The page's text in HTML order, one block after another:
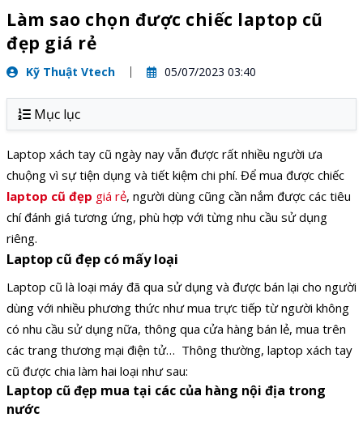
Làm sao chọn được chiếc laptop cũ
đẹp giá rẻ
Kỹ Thuật Vtech 05/07/2023 03:40
Mục lục
Laptop xách tay cũ ngày nay vẫn được rất nhiều người ưa
chuộng vì sự tiện dụng và tiết kiệm chi phí. Để mua được chiếc
laptop cũ đẹp giá rẻ, người dùng cũng cần nắm được các tiêu
chí đánh giá tương ứng, phù hợp với từng nhu cầu sử dụng
riêng.
Laptop cũ đẹp có mấy loại
Laptop cũ là loại máy đã qua sử dụng và được bán lại cho người
dùng với nhiều phương thức như mua trực tiếp từ người không
có nhu cầu sử dụng nữa, thông qua cửa hàng bán lẻ, mua trên
các trang thương mại điện tử… Thông thường, laptop xách tay
cũ được chia làm hai loại như sau:
Laptop cũ đẹp mua tại các của hàng nội địa trong
nước